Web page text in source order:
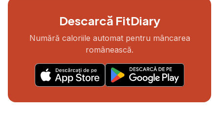
Descarcă FitDiary
Numără caloriile automat pentru mâncarea
românească.